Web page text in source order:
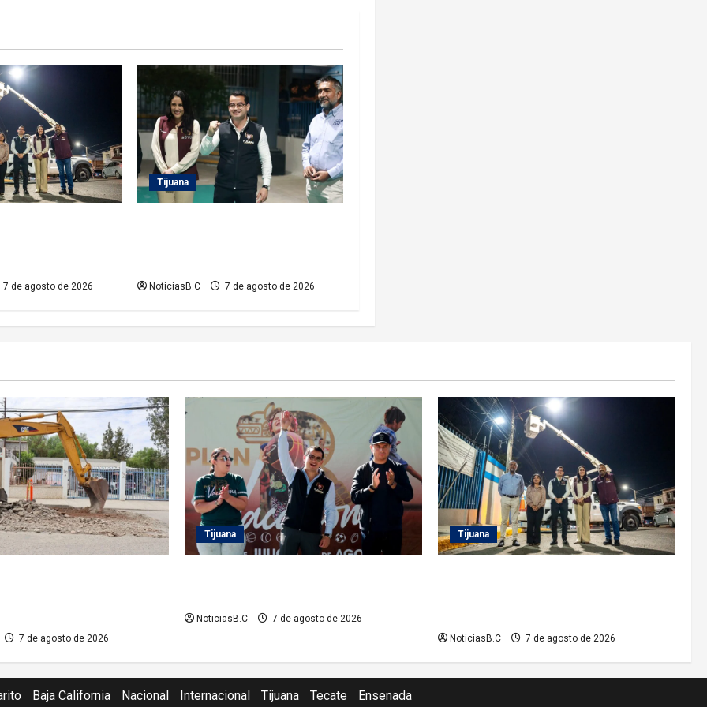
7 de agosto de 2026
Tijuana
NoticiasB.C 7 de agosto de 2026
7 de agosto de 2026
Tijuana
NoticiasB.C 7 de agosto de 2026
Tijuana
NoticiasB.C 7 de agosto de 2026
Baja California Nacional Internacional Tijuana Tecate Ensenada